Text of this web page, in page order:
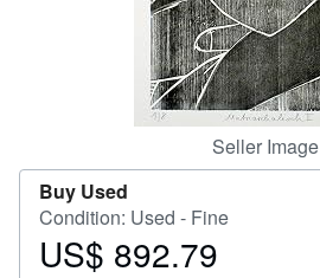
Seller Image
Buy Used
Condition: Used - Fine
Price
US$ 892.79